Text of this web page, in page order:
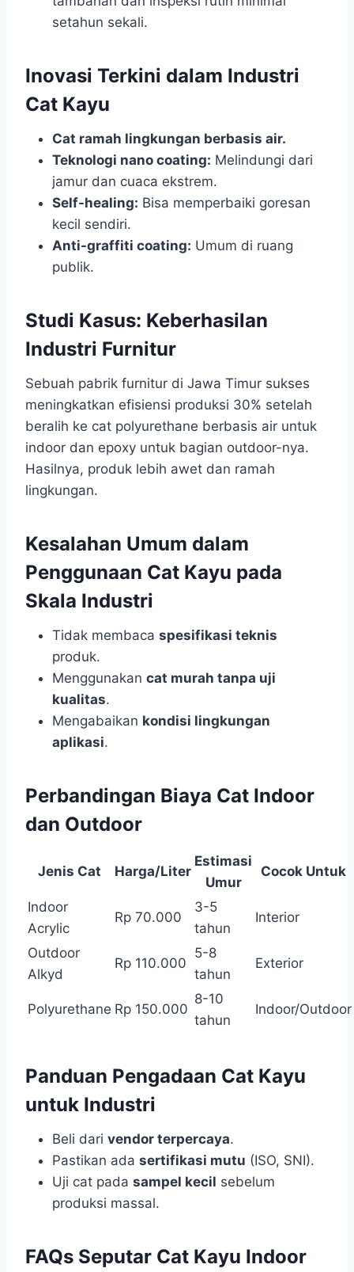
setahun sekali.
Inovasi Terkini dalam Industri
Cat Kayu
Cat ramah lingkungan berbasis air.
Teknologi nano coating: Melindungi dari
jamur dan cuaca ekstrem.
Self-healing: Bisa memperbaiki goresan
kecil sendiri.
Anti-graffiti coating: Umum di ruang
publik.
Studi Kasus: Keberhasilan
Industri Furnitur
Sebuah pabrik furnitur di Jawa Timur sukses
meningkatkan efisiensi produksi 30% setelah
beralih ke cat polyurethane berbasis air untuk
indoor dan epoxy untuk bagian outdoor-nya.
Hasilnya, produk lebih awet dan ramah
lingkungan.
Kesalahan Umum dalam
Penggunaan Cat Kayu pada
Skala Industri
Tidak membaca spesifikasi teknis
produk.
Menggunakan cat murah tanpa uji
kualitas.
Mengabaikan kondisi lingkungan
aplikasi.
Perbandingan Biaya Cat Indoor
dan Outdoor
Jenis Cat Harga/Liter
Estimasi
Umur
Cocok Untuk
Indoor
Acrylic
Rp 70.000
3-5
tahun
Interior
Outdoor
Alkyd
Rp 110.000
5-8
tahun
Exterior
Polyurethane Rp 150.000
8-10
tahun
Indoor/Outdoor
Panduan Pengadaan Cat Kayu
untuk Industri
Beli dari vendor terpercaya.
Pastikan ada sertifikasi mutu (ISO, SNI).
Uji cat pada sampel kecil sebelum
produksi massal.
FAQs Seputar Cat Kayu Indoor